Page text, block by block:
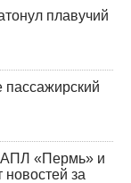
плавучий
пассажирский
«Пермь» и
за